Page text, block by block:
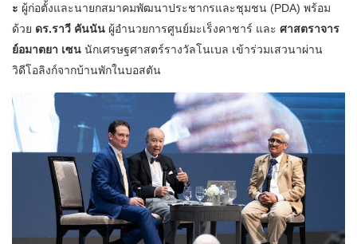
ะ ผู้ก่อตั้งและนายกสมาคมพัฒนาประชากรและชุมชน (PDA) พร้อม
ด้วย ดร.ราวี คันนัน ผู้อำนวยการศูนย์มะเร็งคาชาร์ และ ศาสตราจาร
ย์อมาตยา เซน นักเศรษฐศาสตร์รางวัลโนเบล เข้าร่วมเสวนาผ่าน
วิดีโอลิงก์จากบ้านพักในบอสตัน